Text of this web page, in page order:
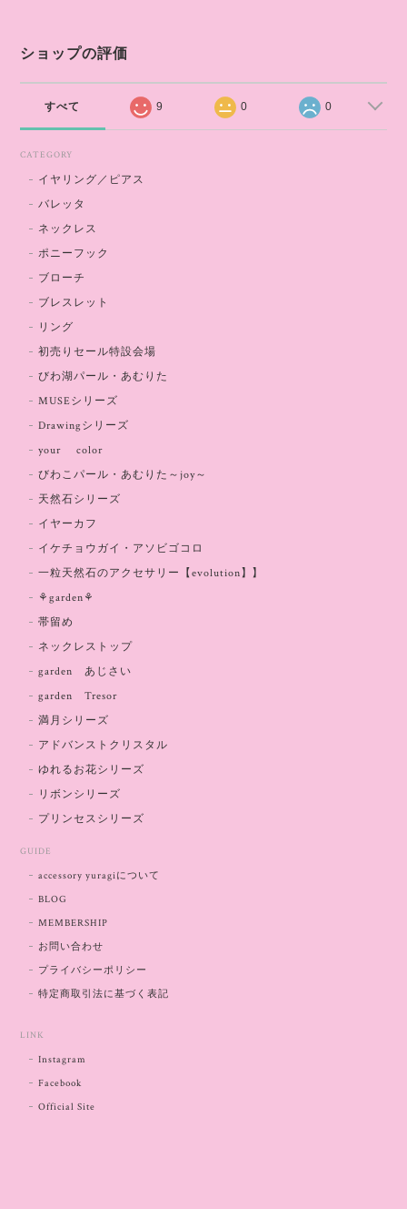
ショップの評価
すべて 9 0 0
CATEGORY
イヤリング／ピアス
バレッタ
ネックレス
ポニーフック
ブローチ
ブレスレット
リング
初売りセール特設会場
びわ湖パール・あむりた
MUSEシリーズ
Drawingシリーズ
your color
びわこパール・あむりた～joy～
天然石シリーズ
イヤーカフ
イケチョウガイ・アソビゴコロ
一粒天然石のアクセサリー【evolution】】
⚘garden⚘
帯留め
ネックレストップ
garden あじさい
garden Tresor
満月シリーズ
アドバンストクリスタル
ゆれるお花シリーズ
リボンシリーズ
プリンセスシリーズ
GUIDE
accessory yuragiについて
BLOG
MEMBERSHIP
お問い合わせ
プライバシーポリシー
特定商取引法に基づく表記
LINK
Instagram
Facebook
Official Site